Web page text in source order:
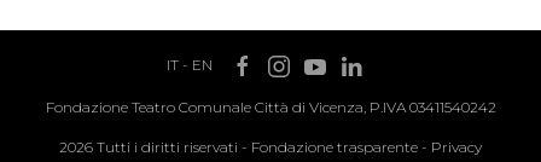
IT- EN
Fondazione Teatro Comunale Città di Vicenza, P.IVA 03411540242
2026 Tutti i diritti riservati - Fondazione trasparente - Privacy